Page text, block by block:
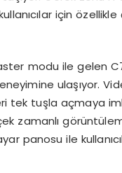
için özellikle
modu ile gelen
ulaşıyor.
tek tuşla açmaya
zamanlı
panosu ile